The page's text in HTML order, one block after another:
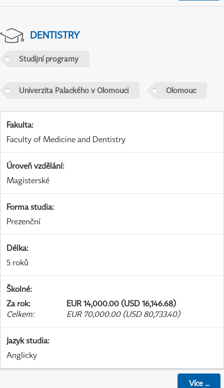
DENTISTRY
Studijní programy
Univerzita Palackého v Olomouci Olomouc
Fakulta:
Faculty of Medicine and Dentistry
Úroveň vzdělání:
Magisterské
Forma studia:
Prezenční
Délka:
5 roků
Školné:
Za rok:
EUR 14,000.00 (USD 16,146.68)
Celkem: EUR 70,000.00 (USD 80,733.40)
Jazyk studia:
Anglicky
Více...